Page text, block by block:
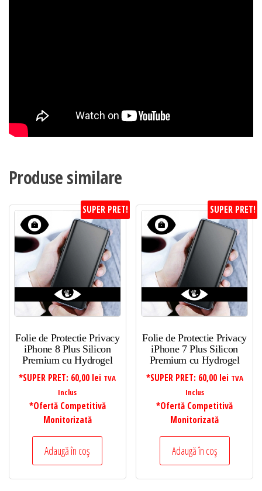
Produse similare
SUPER PRET!
Folie de Protectie Privacy
iPhone 8 Plus Silicon
Premium cu Hydrogel
*SUPER PRET: 60,00 lei TVA
Inclus
*Ofertă Competitivă
Monitorizată
Adaugă în coș
SUPER PRET!
Folie de Protectie Privacy
iPhone 7 Plus Silicon
Premium cu Hydrogel
*SUPER PRET: 60,00 lei TVA
Inclus
*Ofertă Competitivă
Monitorizată
Adaugă în coș